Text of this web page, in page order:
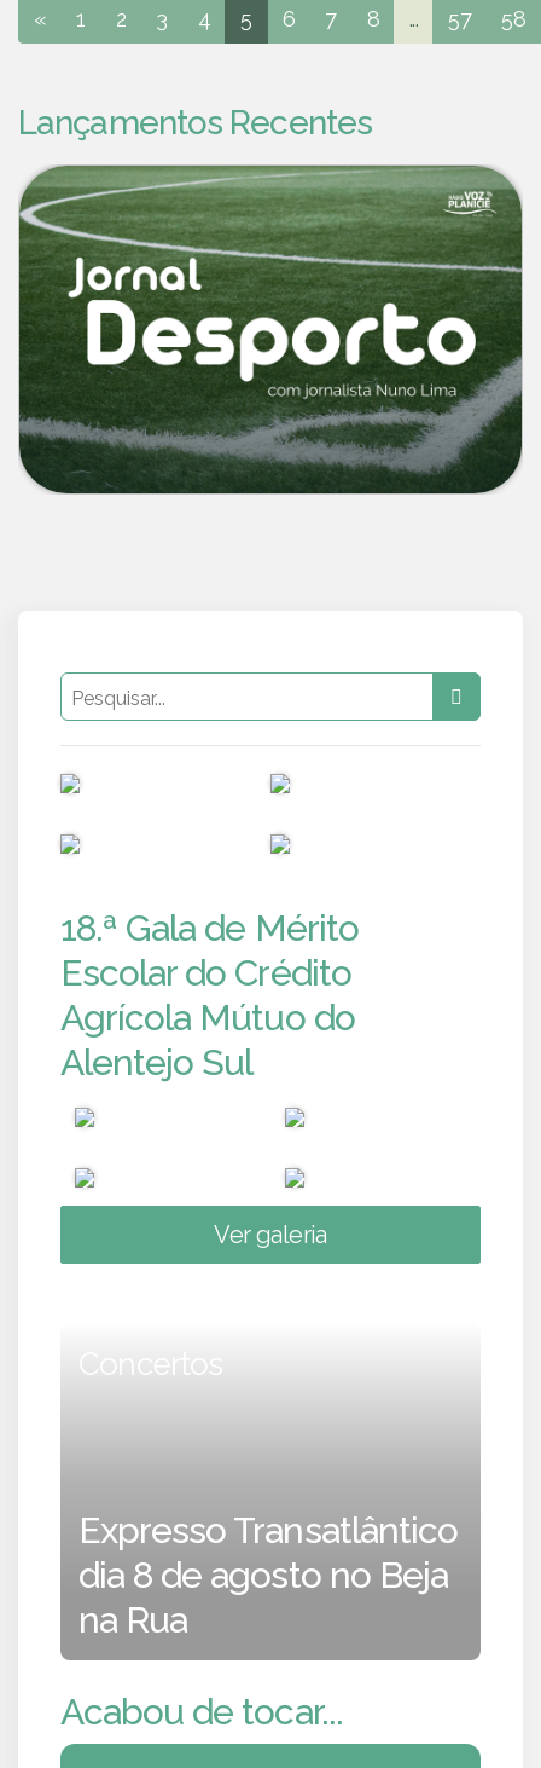
« 1 2 3 4 5 6 7 8 ... 57 58
Lançamentos Recentes
18.ª Gala de Mérito
Escolar do Crédito
Agrícola Mútuo do
Alentejo Sul
Ver galeria
Concertos
Expresso Transatlântico
dia 8 de agosto no Beja
na Rua
Acabou de tocar...